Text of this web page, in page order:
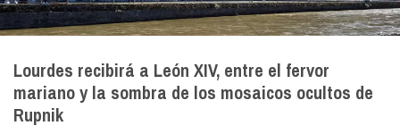
Lourdes recibirá a León XIV, entre el fervor
mariano y la sombra de los mosaicos ocultos de
Rupnik